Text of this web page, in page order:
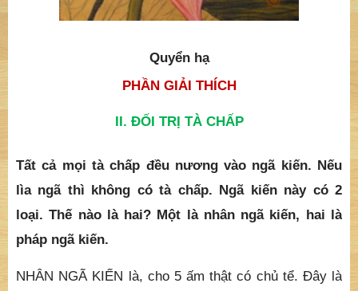
Quyển hạ
PHẦN GIẢI THÍCH
II. ĐỐI TRỊ TÀ CHẤP
Tất cả mọi tà chấp đều nương vào ngã kiến. Nếu
lìa ngã thì không có tà chấp. Ngã kiến này có 2
loại. Thế nào là hai? Một là nhân ngã kiến, hai là
pháp ngã kiến.
NHÂN NGÃ KIẾN là, cho 5 ấm thật có chủ tể. Đây là